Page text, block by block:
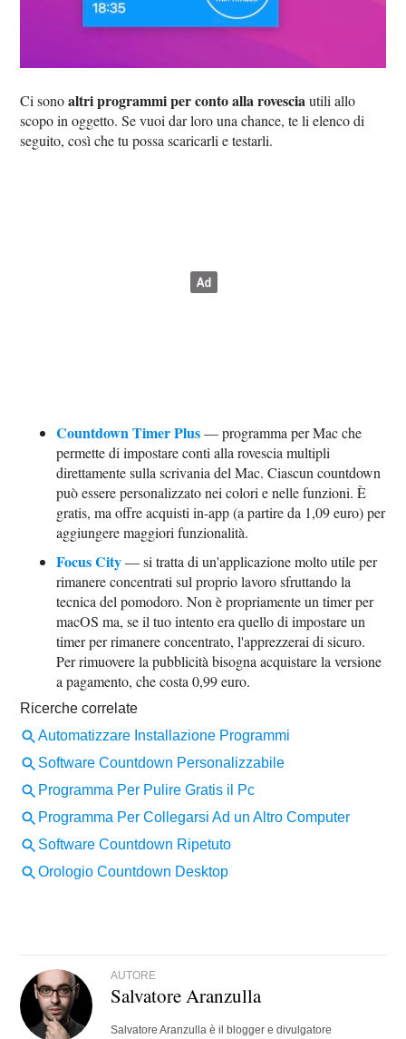
Ci sonoaltri programmi per conto alla rovesciautili allo
scopo in oggetto. Se vuoi dar loro una chance, te li elenco di
seguito, così che tu possa scaricarli e testarli.
Countdown Timer Plus— programma per Mac che
permette di impostare conti alla rovescia multipli
direttamente sulla scrivania del Mac. Ciascun countdown
può essere personalizzato nei colori e nelle funzioni. È
gratis, ma offre acquisti in-app (a partire da 1,09 euro) per
aggiungere maggiori funzionalità.
Focus City— si tratta di un'applicazione molto utile per
rimanere concentrati sul proprio lavoro sfruttando la
tecnica del pomodoro. Non è propriamente un timer per
macOS ma, se il tuo intento era quello di impostare un
timer per rimanere concentrato, l'apprezzerai di sicuro.
Per rimuovere la pubblicità bisogna acquistare la versione
a pagamento, che costa 0,99 euro.
AUTORE
Salvatore Aranzulla
Salvatore Aranzulla è il blogger e divulgatore